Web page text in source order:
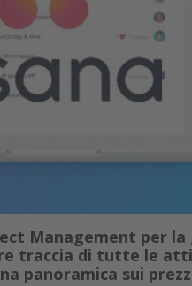
Management per
traccia di tutte le
panoramica sui